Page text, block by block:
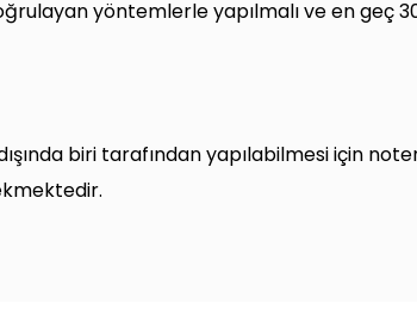
yöntemlerle yapılmalı ve en geç
biri tarafından yapılabilmesi için